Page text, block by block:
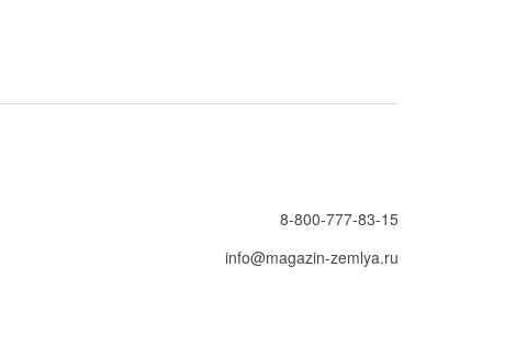
8-800-777-83-15
info@magazin-zemlya.ru